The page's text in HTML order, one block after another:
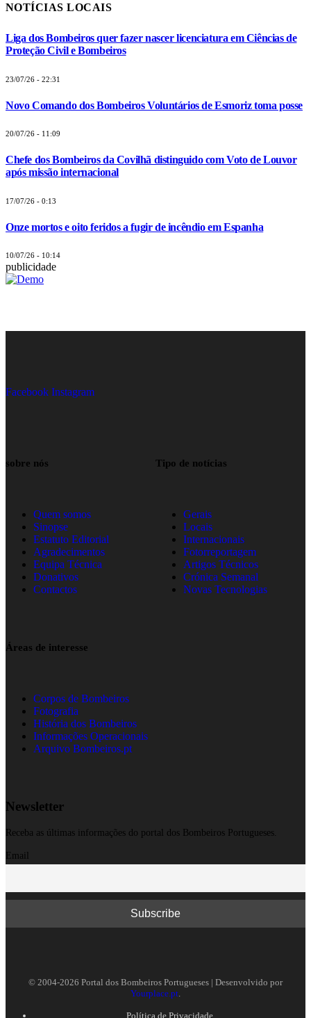
NOTÍCIAS LOCAIS
Liga dos Bombeiros quer fazer nascer licenciatura em Ciências de
Proteção Civil e Bombeiros
23/07/26 - 22:31
Novo Comando dos Bombeiros Voluntários de Esmoriz toma posse
20/07/26 - 11:09
Chefe dos Bombeiros da Covilhã distinguido com Voto de Louvor
após missão internacional
17/07/26 - 0:13
Onze mortos e oito feridos a fugir de incêndio em Espanha
10/07/26 - 10:14
publicidade
Facebook Instagram
sobre nós
Quem somos
Sinopse
Estatuto Editorial
Agradecimentos
Equipa Técnica
Donativos
Contactos
Tipo de notícias
Gerais
Locais
Internacionais
Fotorreportagem
Artigos Técnicos
Crónica Semanal
Novas Tecnologias
Áreas de interesse
Corpos de Bombeiros
Fotografia
História dos Bombeiros
Informações Operacionais
Arquivo Bombeiros.pt
Newsletter
Receba as últimas informações do portal dos Bombeiros Portugueses.
Email
© 2004-2026 Portal dos Bombeiros Portugueses | Desenvolvido por
Yourplace.pt.
Política de Privacidade